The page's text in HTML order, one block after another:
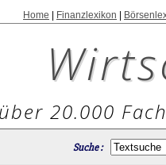
Home Finanzlexikon
über 20.000
Suche :